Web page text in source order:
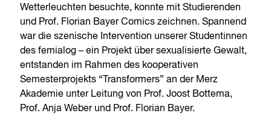
Wetterleuchten besuchte, konnte mit Studierenden
und Prof. Florian Bayer Comics zeichnen. Spannend
war die szenische Intervention unserer Studentinnen
des femialog – ein Projekt über sexualisierte Gewalt,
entstanden im Rahmen des kooperativen
Semesterprojekts “Transformers” an der Merz
Akademie unter Leitung von Prof. Joost Bottema,
Prof. Anja Weber und Prof. Florian Bayer.